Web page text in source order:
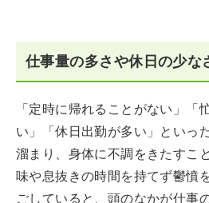
仕事量の多さや休日の少な
「定時に帰れることがない」「
い」「休日出勤が多い」といっ
溜まり、身体に不調をきたすこ
味や息抜きの時間を持てず鬱憤
ごしていると、頭のなかが仕事